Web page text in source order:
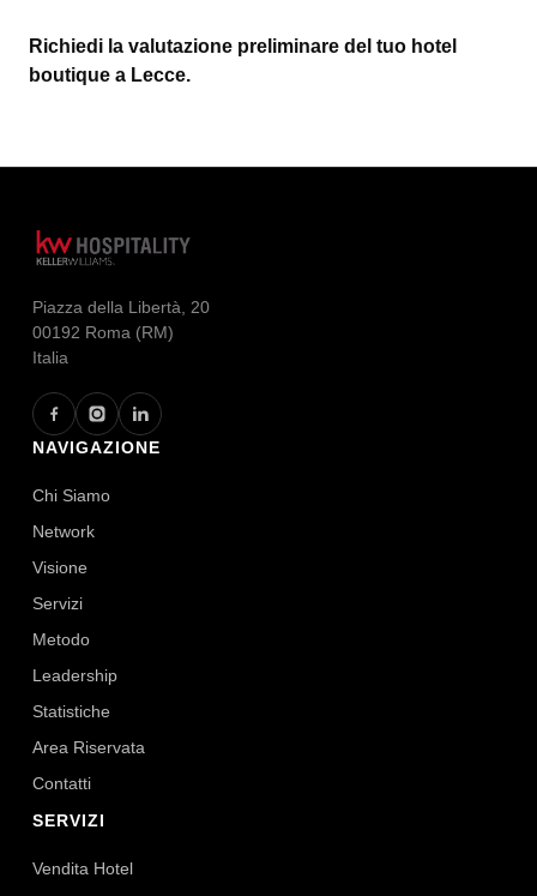
Richiedi la valutazione preliminare del tuo hotel
boutique a Lecce.
Piazza della Libertà, 20
00192 Roma (RM)
Italia
NAVIGAZIONE
Chi Siamo
Network
Visione
Servizi
Metodo
Leadership
Statistiche
Area Riservata
Contatti
SERVIZI
Vendita Hotel